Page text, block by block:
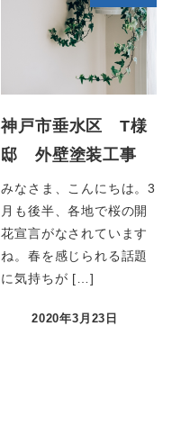
神戸市垂水区 T様
邸 外壁塗装工事
みなさま、こんにちは。3
月も後半、各地で桜の開
花宣言がなされています
ね。春を感じられる話題
に気持ちが […]
2020年3月23日